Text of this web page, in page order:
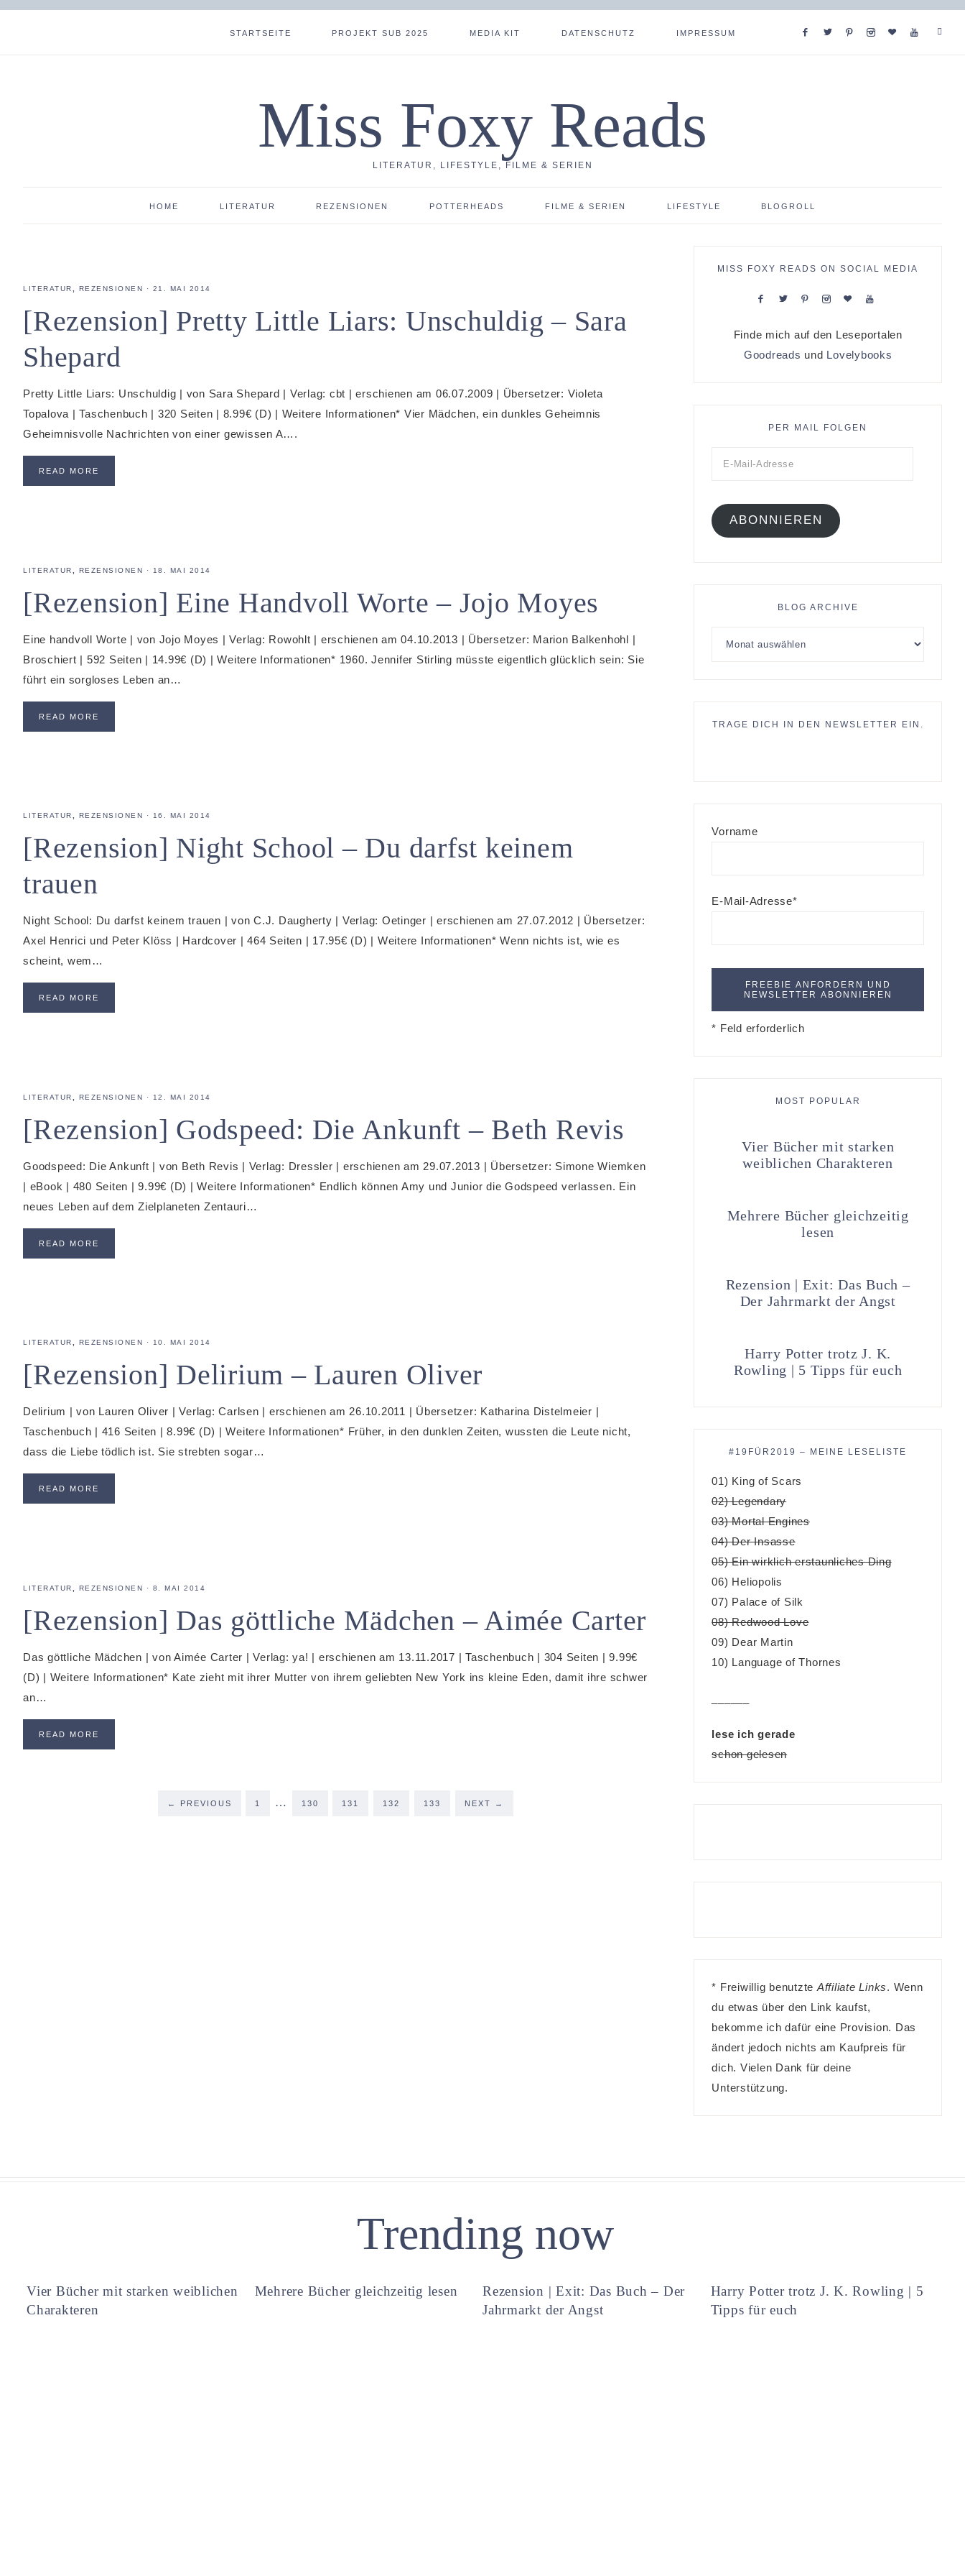
STARTSEITE PROJEKT SUB 2025 MEDIA KIT DATENSCHUTZ IMPRESSUM
Miss Foxy Reads
LITERATUR, LIFESTYLE, FILME & SERIEN
HOME LITERATUR REZENSIONEN POTTERHEADS FILME & SERIEN LIFESTYLE BLOGROLL
LITERATUR REZENSIONEN · 21. MAI 2014
[Rezension] Pretty Little Liars: Unschuldig – Sara
Shepard
Pretty Little Liars: Unschuldig | von Sara Shepard | Verlag: cbt | erschienen am 06.07.2009 | Übersetzer: Violeta
Topalova | Taschenbuch | 320 Seiten | 8.99€ (D) | Weitere Informationen* Vier Mädchen, ein dunkles Geheimnis
Geheimnisvolle Nachrichten von einer gewissen A….
READ MORE
LITERATUR REZENSIONEN · 18. MAI 2014
[Rezension] Eine Handvoll Worte – Jojo Moyes
Eine handvoll Worte | von Jojo Moyes | Verlag: Rowohlt | erschienen am 04.10.2013 | Übersetzer: Marion Balkenhohl |
Broschiert | 592 Seiten | 14.99€ (D) | Weitere Informationen* 1960. Jennifer Stirling müsste eigentlich glücklich sein: Sie
führt ein sorgloses Leben an…
READ MORE
LITERATUR REZENSIONEN · 16. MAI 2014
[Rezension] Night School – Du darfst keinem
trauen
Night School: Du darfst keinem trauen | von C.J. Daugherty | Verlag: Oetinger | erschienen am 27.07.2012 | Übersetzer:
Axel Henrici und Peter Klöss | Hardcover | 464 Seiten | 17.95€ (D) | Weitere Informationen* Wenn nichts ist, wie es
scheint, wem…
READ MORE
LITERATUR REZENSIONEN · 12. MAI 2014
[Rezension] Godspeed: Die Ankunft – Beth Revis
Goodspeed: Die Ankunft | von Beth Revis | Verlag: Dressler | erschienen am 29.07.2013 | Übersetzer: Simone Wiemken
| eBook | 480 Seiten | 9.99€ (D) | Weitere Informationen* Endlich können Amy und Junior die Godspeed verlassen. Ein
neues Leben auf dem Zielplaneten Zentauri…
READ MORE
LITERATUR REZENSIONEN · 10. MAI 2014
[Rezension] Delirium – Lauren Oliver
Delirium | von Lauren Oliver | Verlag: Carlsen | erschienen am 26.10.2011 | Übersetzer: Katharina Distelmeier |
Taschenbuch | 416 Seiten | 8.99€ (D) | Weitere Informationen* Früher, in den dunklen Zeiten, wussten die Leute nicht,
dass die Liebe tödlich ist. Sie strebten sogar…
READ MORE
LITERATUR REZENSIONEN · 8. MAI 2014
[Rezension] Das göttliche Mädchen – Aimée Carter
Das göttliche Mädchen | von Aimée Carter | Verlag: ya! | erschienen am 13.11.2017 | Taschenbuch | 304 Seiten | 9.99€
(D) | Weitere Informationen* Kate zieht mit ihrer Mutter von ihrem geliebten New York ins kleine Eden, damit ihre schwer
an…
READ MORE
← PREVIOUS 1 … 130 131 132 133 NEXT →
MISS FOXY READS ON SOCIAL MEDIA
Finde mich auf den Leseportalen
Goodreads und Lovelybooks
PER MAIL FOLGEN
ABONNIEREN
BLOG ARCHIVE
TRAGE DICH IN DEN NEWSLETTER EIN.
Vorname
E-Mail-Adresse*
* Feld erforderlich
MOST POPULAR
Vier Bücher mit starken
weiblichen Charakteren
Mehrere Bücher gleichzeitig
lesen
Rezension | Exit: Das Buch –
Der Jahrmarkt der Angst
Harry Potter trotz J. K.
Rowling | 5 Tipps für euch
#19FÜR2019 – MEINE LESELISTE
01) King of Scars
02) Legendary
03) Mortal Engines
04) Der Insasse
05) Ein wirklich erstaunliches Ding
06) Heliopolis
07) Palace of Silk
08) Redwood Love
09) Dear Martin
10) Language of Thornes
lese ich gerade
schon gelesen
* Freiwillig benutzte Affiliate Links. Wenn
du etwas über den Link kaufst,
bekomme ich dafür eine Provision. Das
ändert jedoch nichts am Kaufpreis für
dich. Vielen Dank für deine
Unterstützung.
Trending now
Vier Bücher mit starken weiblichen
Charakteren
Mehrere Bücher gleichzeitig lesen
Rezension | Exit: Das Buch – Der
Jahrmarkt der Angst
Harry Potter trotz J. K. Rowling | 5
Tipps für euch